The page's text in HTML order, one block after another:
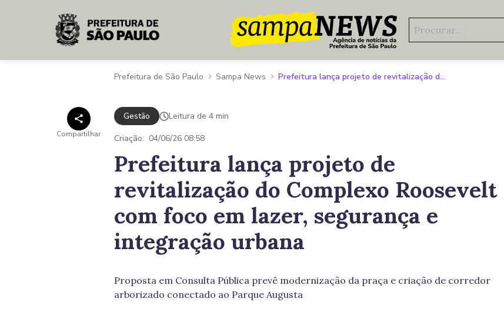
Pular para o Conteúdo principal
Prefeitura de São Paulo Sampa News Prefeitura lança projeto de revitalização do Complexo Roosevelt com foco em lazer, segurança e integração urbana
Compartilhar
Gestão
Leitura de 4 min
Criação: 04/06/26 08:58
Prefeitura lança projeto de
revitalização do Complexo Roosevelt
com foco em lazer, segurança e
integração urbana
Proposta em Consulta Pública prevê modernização da praça e criação de corredor
arborizado conectado ao Parque Augusta